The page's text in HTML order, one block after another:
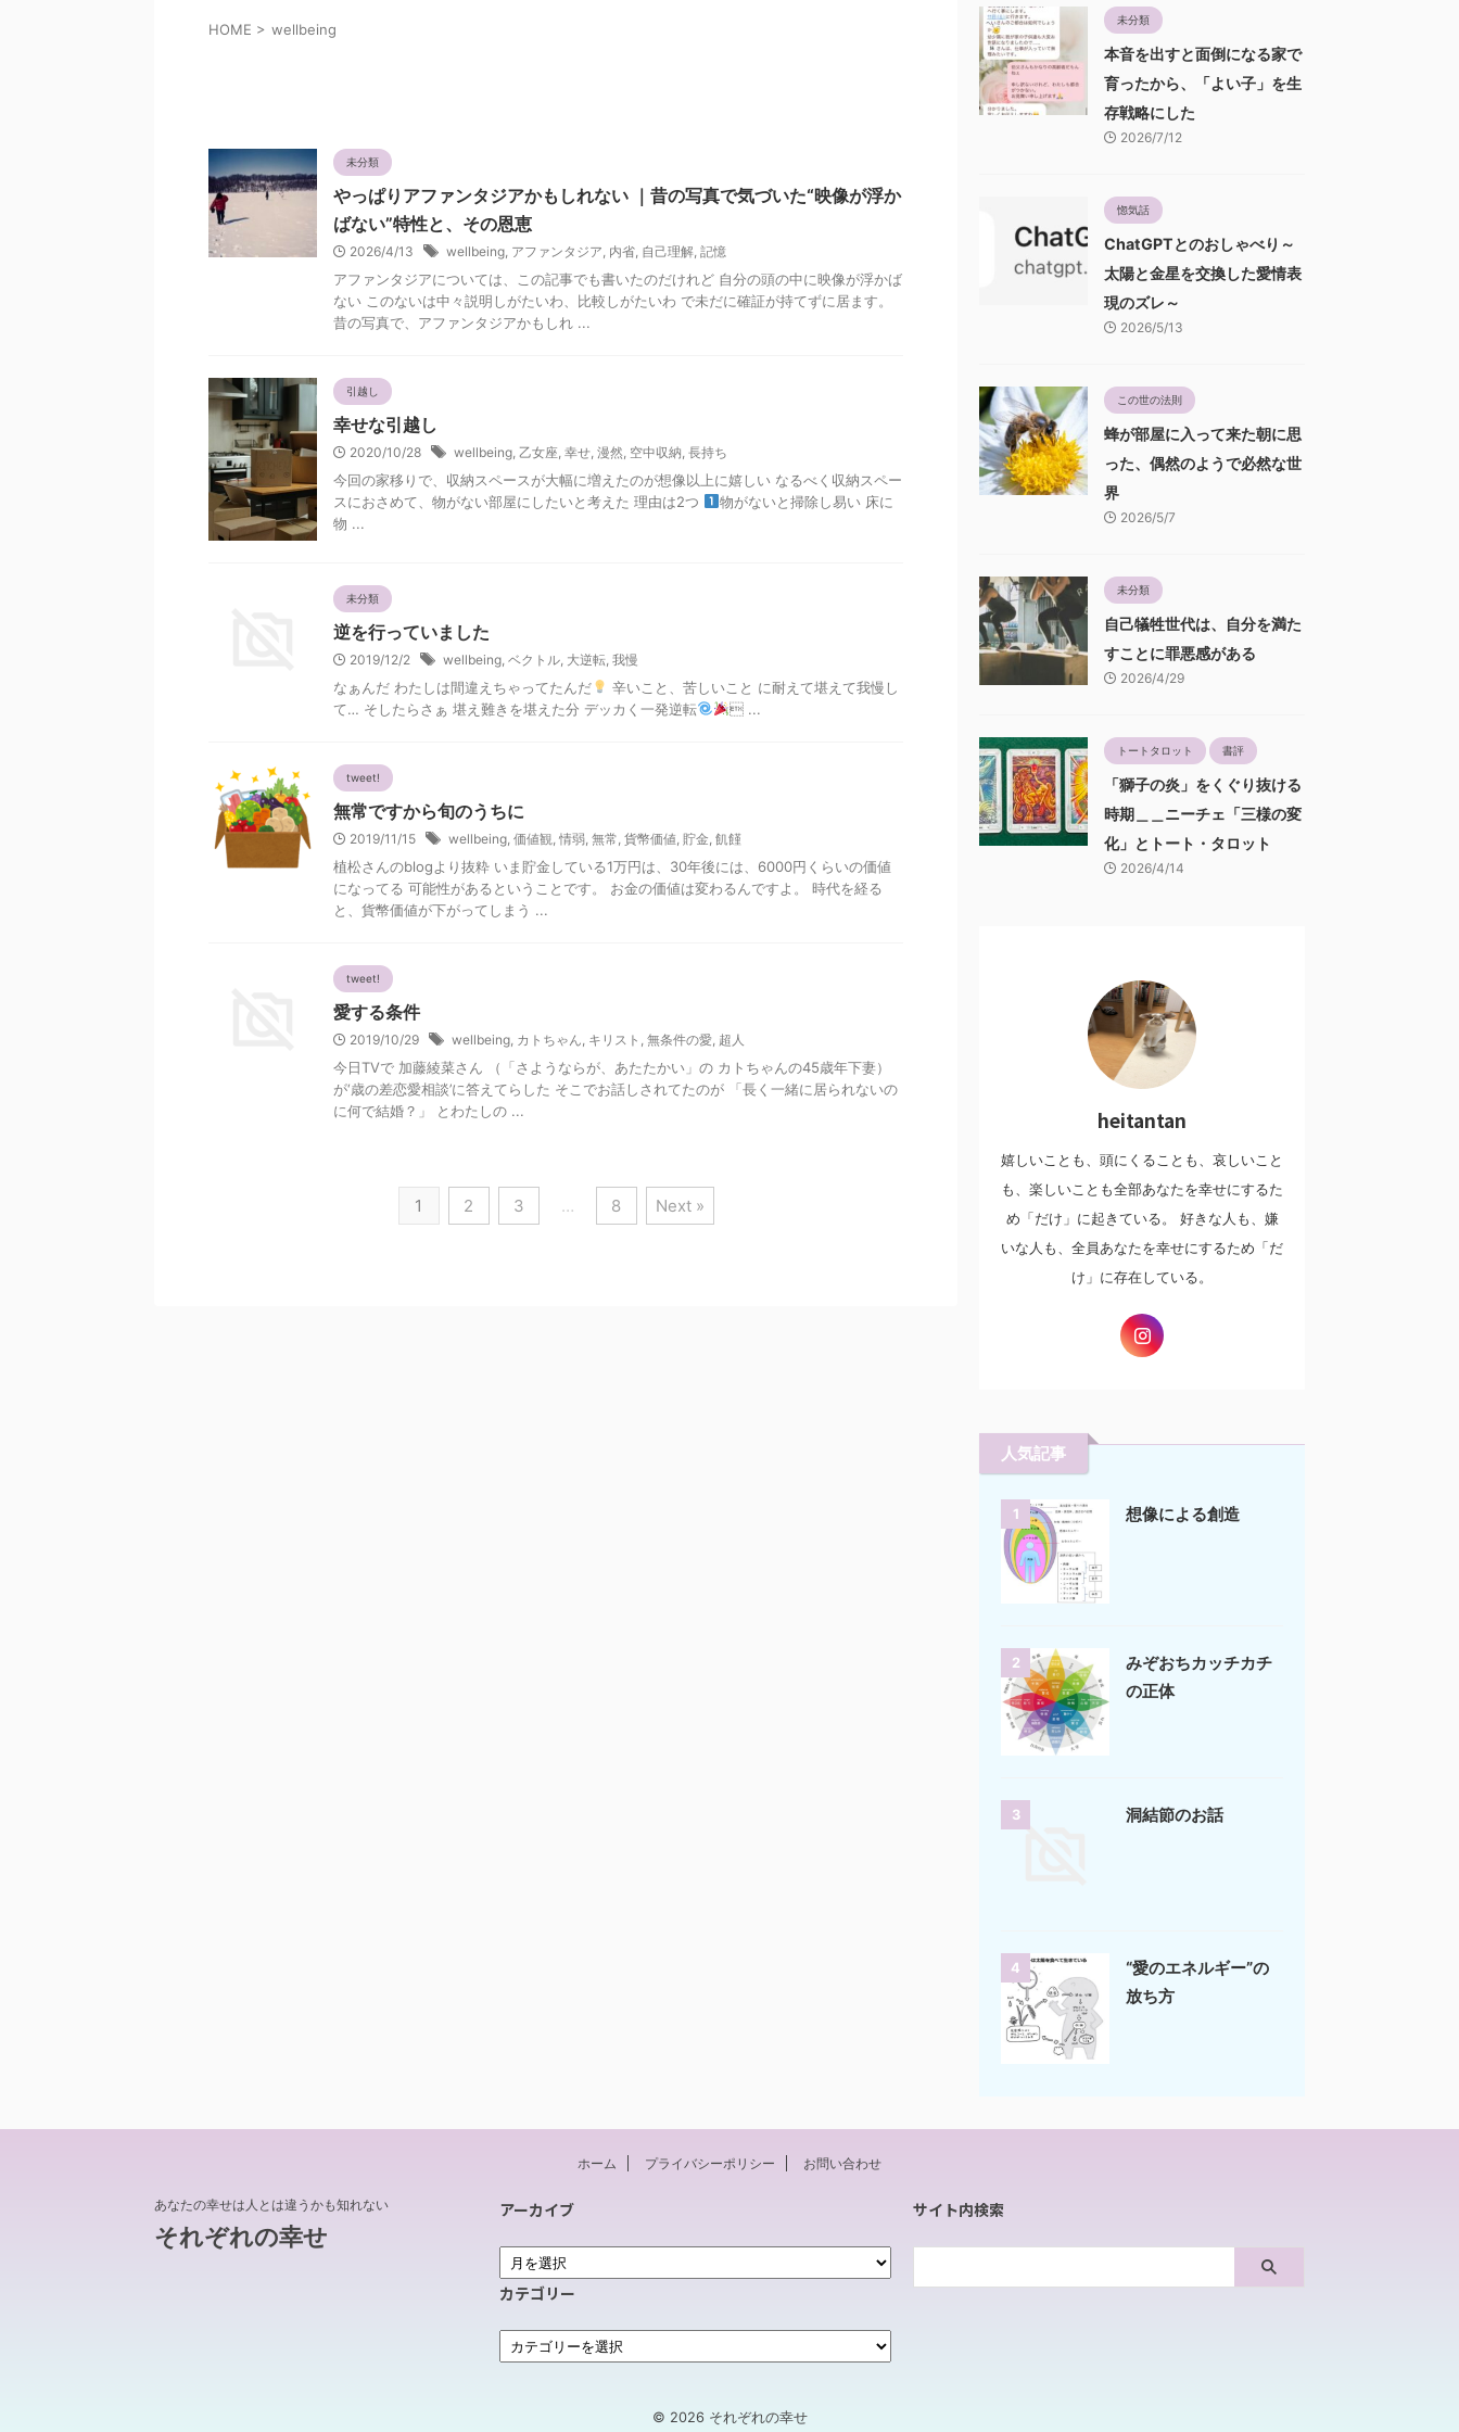
HOME > wellbeing
未分類
やっぱりアファンタジアかもしれない ｜昔の写真で気づいた“映像が浮か
ばない”特性と、その恩恵
2026/4/13 wellbeing, アファンタジア, 内省, 自己理解, 記憶
アファンタジアについては、この記事でも書いたのだけれど 自分の頭の中に映像が浮かば
ない このないは中々説明しがたいわ、比較しがたいわ で未だに確証が持てずに居ます。
昔の写真で、アファンタジアかもしれ ...
引越し
幸せな引越し
2020/10/28 wellbeing, 乙女座, 幸せ, 漫然, 空中収納, 長持ち
今回の家移りで、収納スペースが大幅に増えたのが想像以上に嬉しい なるべく収納スペー
スにおさめて、物がない部屋にしたいと考えた 理由は2つ
物がないと掃除し易い 床に
物 ...
未分類
逆を行っていました
2019/12/2 wellbeing, ベクトル, 大逆転, 我慢
なぁんだ わたしは間違えちゃってたんだ
辛いこと、苦しいこと に耐えて堪えて我慢し
て… そしたらさぁ 堪え難きを堪えた分 デッカく一発逆転
 ...
tweet!
無常ですから旬のうちに
2019/11/15 wellbeing, 価値観, 情弱, 無常, 貨幣価値, 貯金, 飢饉
植松さんのblogより抜粋 いま貯金している1万円は、30年後には、6000円くらいの価値
になってる 可能性があるということです。 お金の価値は変わるんですよ。 時代を経る
と、貨幣価値が下がってしまう ...
tweet!
愛する条件
2019/10/29 wellbeing, カトちゃん, キリスト , 無条件の愛, 超人
今日TVで 加藤綾菜さん （「さようならが、あたたかい」の カトちゃんの45歳年下妻）
が‘歳の差恋愛相談’に答えてらした そこでお話しされてたのが 「長く一緒に居られないの
に何で結婚？」 とわたしの ...
1 2 3 … 8 Next »
未分類
本音を出すと面倒になる家で
育ったから、「よい子」を生
存戦略にした
2026/7/12
惚気話
ChatGPTとのおしゃべり～
太陽と金星を交換した愛情表
現のズレ～
2026/5/13
この世の法則
蜂が部屋に入って来た朝に思
った、偶然のようで必然な世
界
2026/5/7
未分類
自己犠牲世代は、自分を満た
すことに罪悪感がある
2026/4/29
トートタロット 書評
「獅子の炎」をくぐり抜ける
時期＿＿ニーチェ「三様の変
化」とトート・タロット
2026/4/14
heitantan
嬉しいことも、頭にくることも、哀しいこと
も、楽しいことも全部あなたを幸せにするた
め「だけ」に起きている。 好きな人も、嫌
いな人も、全員あなたを幸せにするため「だ
け」に存在している。
人気記事
1 想像による創造
2
みぞおちカッチカチ
の正体
3 洞結節のお話
4
“愛のエネルギー”の
放ち方
ホーム プライバシーポリシー お問い合わせ
アーカイブ
カテゴリー
サイト内検索
あなたの幸せは人とは違うかも知れない
それぞれの幸せ
© 2026 それぞれの幸せ